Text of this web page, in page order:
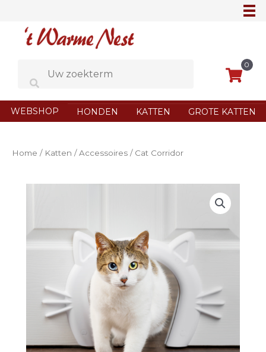
0
WEBSHOP HONDEN KATTEN GROTE KATTEN
Home / Katten /Accessoires / Cat Corridor